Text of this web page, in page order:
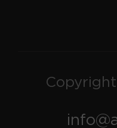
Copyright